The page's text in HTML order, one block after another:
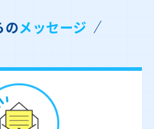
のメッセージ